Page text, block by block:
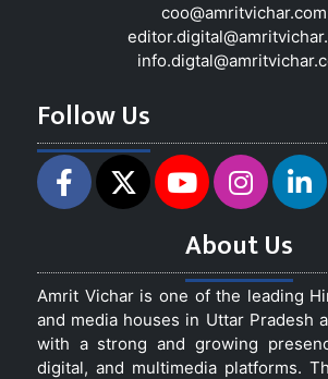
coo@amritvichar.com
Follow Us
About Us
Amrit Vichar is one of the leading
and media houses in Uttar Pradesh
with a strong and growing
digital, and multimedia platforms.